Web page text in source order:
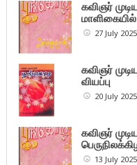
கவிஞர்
27 July 2025
கவிஞர்
வியப்பு
20 July 2025
கவிஞர்
13 July 2025